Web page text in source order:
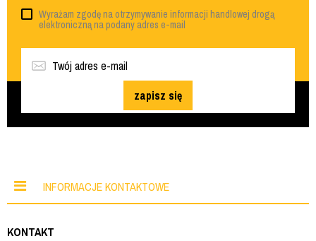
Wyrażam zgodę na otrzymywanie informacji handlowej drogą
elektroniczną na podany adres e-mail
zapisz się
INFORMACJE KONTAKTOWE
KONTAKT